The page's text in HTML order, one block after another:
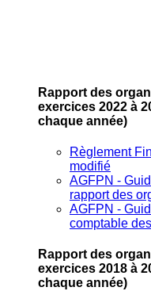
Rapport des
exercices 2022 à
chaque année)
Règlement
modifié
AGFPN ‐
rapport des
AGFPN ‐
comptable
Rapport des
exercices 2018 à
chaque année)